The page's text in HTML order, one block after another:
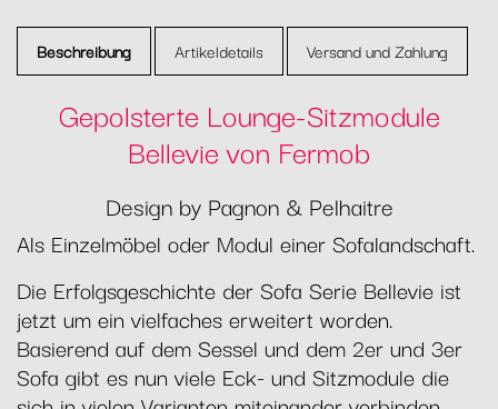
Beschreibung Artikeldetails Versand und Zahlung
Gepolsterte Lounge-Sitzmodule
Bellevie von Fermob
Design by Pagnon & Pelhaitre
Als Einzelmöbel oder Modul einer Sofalandschaft.
Die Erfolgsgeschichte der Sofa Serie Bellevie ist
jetzt um ein vielfaches erweitert worden.
Basierend auf dem Sessel und dem 2er und 3er
Sofa gibt es nun viele Eck- und Sitzmodule die